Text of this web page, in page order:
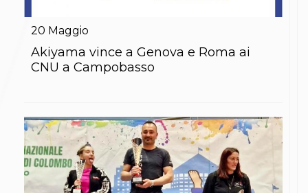
Lotta
La disciplina
News
Albi Federali
Karate
La disciplina
News
Gare e Risultati
Attività Didattica
20 Maggio
Akiyama vince a Genova e Roma ai
CNU a Campobasso